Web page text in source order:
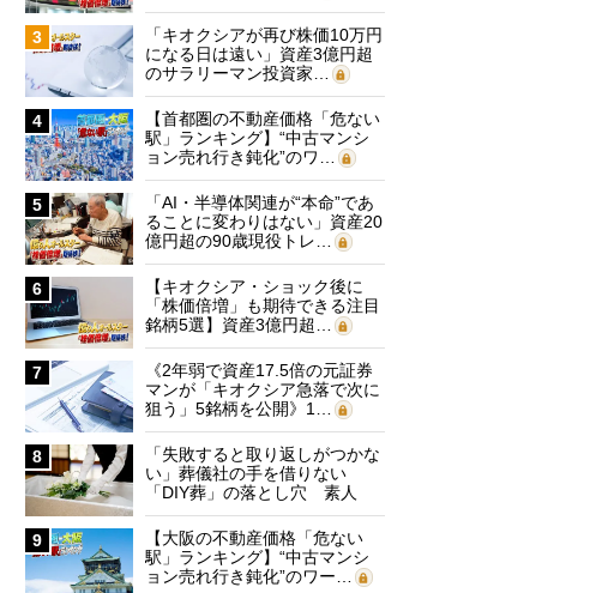
3
「キオクシアが再び株価10万円
になる日は遠い」資産3億円超
のサラリーマン投資家…
4
【首都圏の不動産価格「危ない
駅」ランキング】“中古マンシ
ョン売れ行き鈍化”のワ…
5
「AI・半導体関連が“本命”であ
ることに変わりはない」資産20
億円超の90歳現役トレ…
6
【キオクシア・ショック後に
「株価倍増」も期待できる注目
銘柄5選】資産3億円超…
7
《2年弱で資産17.5倍の元証券
マンが「キオクシア急落で次に
狙う」5銘柄を公開》1…
8
「失敗すると取り返しがつかな
い」葬儀社の手を借りない
「DIY葬」の落とし穴 素人
に…
9
【大阪の不動産価格「危ない
駅」ランキング】“中古マンシ
ョン売れ行き鈍化”のワー…